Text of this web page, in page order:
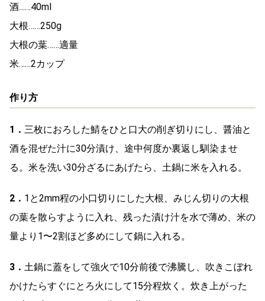
酒……40ml
大根……250g
大根の葉……適量
米……2カップ
作り方
1． 三枚におろした鯖をひと口大の削ぎ切りにし、醤油と
酒を混ぜた汁に30分漬け、途中何度か裏返し馴染ませ
る。米を洗い30分ざるにあげたら、土鍋に米を入れる。
2． 1と2mm程の小口切りにした大根、みじん切りの大根
の葉を散らすように入れ、残った漬け汁を水で薄め、米の
量より1〜2割ほど多めにして鍋に入れる。
3． 土鍋に蓋をして強火で10分前後で沸騰し、吹きこぼれ
かけたらすぐにとろ火にして15分程炊く。炊き上がった